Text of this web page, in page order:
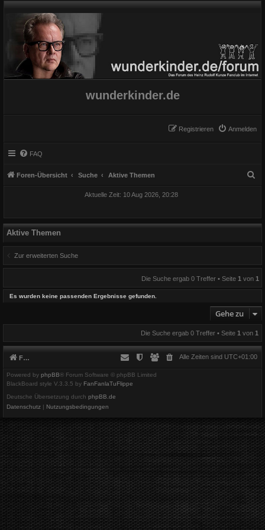
wunderkinder.de
Anmelden
Registrieren
FAQ
Foren-Übersicht Suche Aktive Themen
Aktuelle Zeit: 10 Aug 2026, 20:28
Aktive Themen
Zur erweiterten Suche
Die Suche ergab 0 Treffer • Seite 1 von 1
Es wurden keine passenden Ergebnisse gefunden.
Gehe zu
Die Suche ergab 0 Treffer • Seite 1 von 1
Foren-Übersicht Alle Zeiten sind UTC+01:00
Powered by phpBB® Forum Software © phpBB Limited
BlackBoard style V.3.3.5 by FanFanlaTuFlippe
Deutsche Übersetzung durch phpBB.de
Datenschutz | Nutzungsbedingungen